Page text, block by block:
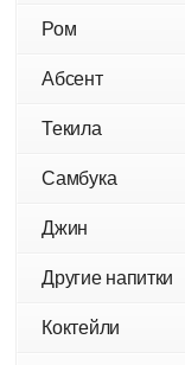
Ром
Абсент
Текила
Самбука
Джин
Другие напитки
Коктейли